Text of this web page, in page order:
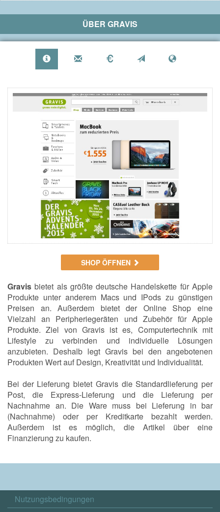
ÜBER GRAVIS
SHOP ÖFFNEN
Gravis bietet als größte deutsche Handelskette für Apple
Produkte unter anderem Macs und IPods zu günstigen
Preisen an. Außerdem bietet der Online Shop eine
Vielzahl an Peripheriegeräten und Zubehör für Apple
Produkte. Ziel von Gravis ist es, Computertechnik mit
Lifestyle zu verbinden und individuelle Lösungen
anzubieten. Deshalb legt Gravis bei den angebotenen
Produkten Wert auf Design, Kreativität und Individualität.
Bei der Lieferung bietet Gravis die Standardlieferung per
Post, die Express-Lieferung und die Lieferung per
Nachnahme an. Die Ware muss bei Lieferung in bar
(Nachnahme) oder per Kreditkarte bezahlt werden.
Außerdem ist es möglich, die Artikel über eine
Finanzierung zu kaufen.
Nutzungsbedingungen